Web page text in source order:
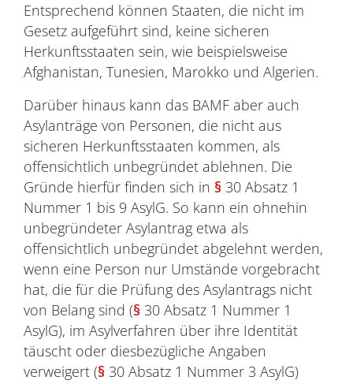
Entsprechend können Staaten, die nicht im
Gesetz aufgeführt sind, keine sicheren
Herkunftsstaaten sein, wie beispielsweise
Afghanistan, Tunesien, Marokko und Algerien.
Darüber hinaus kann das BAMF aber auch
Asylanträge von Personen, die nicht aus
sicheren Herkunftsstaaten kommen, als
offensichtlich unbegründet ablehnen. Die
Gründe hierfür finden sich in § 30 Absatz 1
Nummer 1 bis 9 AsylG. So kann ein ohnehin
unbegründeter Asylantrag etwa als
offensichtlich unbegründet abgelehnt werden,
wenn eine Person nur Umstände vorgebracht
hat, die für die Prüfung des Asylantrags nicht
von Belang sind (§ 30 Absatz 1 Nummer 1
AsylG), im Asylverfahren über ihre Identität
täuscht oder diesbezügliche Angaben
verweigert (§ 30 Absatz 1 Nummer 3 AsylG)